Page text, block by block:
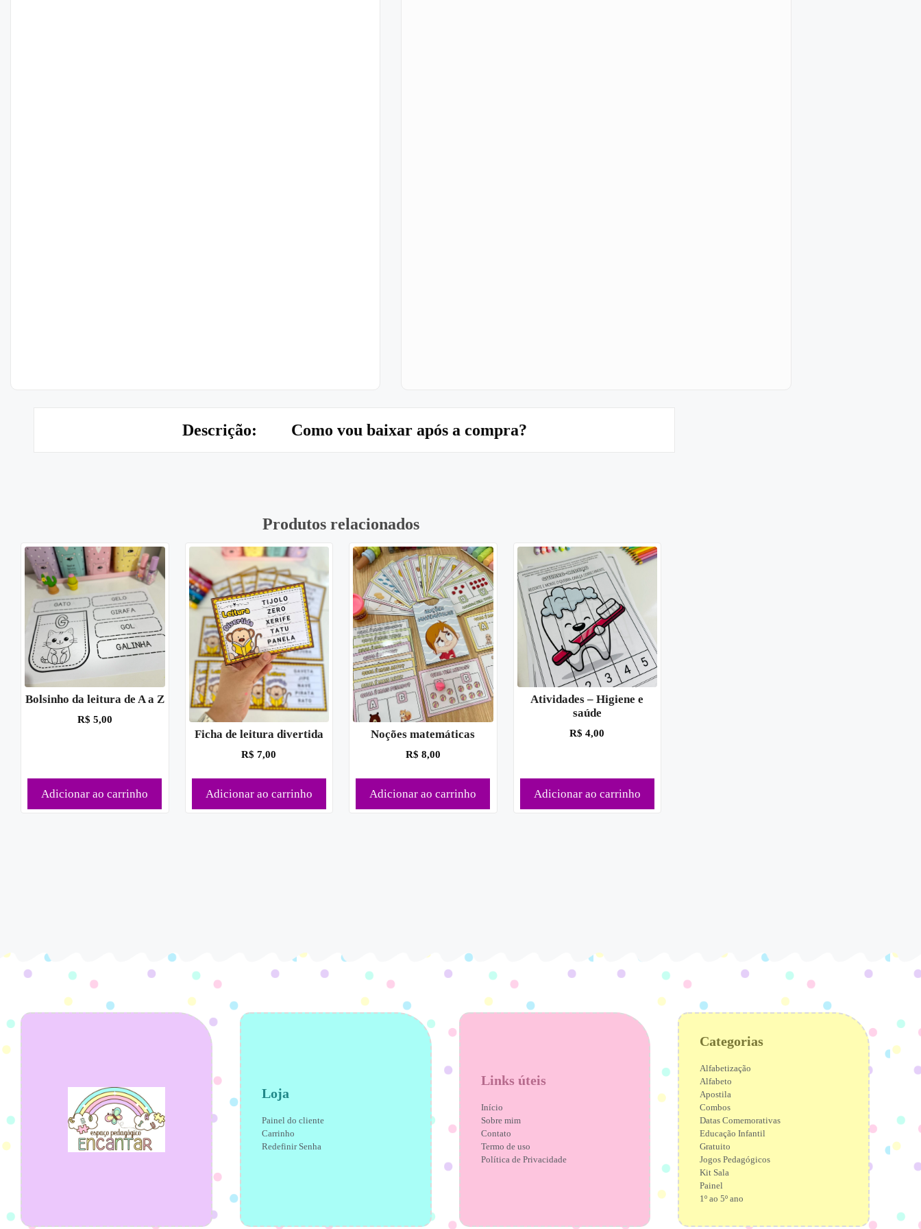
Descrição: Como vou baixar após a compra?
Produtos relacionados
Bolsinho da leitura de A a Z
R$ 5,00
Adicionar ao carrinho
Ficha de leitura divertida
R$ 7,00
Adicionar ao carrinho
Noções matemáticas
R$ 8,00
Adicionar ao carrinho
Atividades – Higiene e
saúde
R$ 4,00
Adicionar ao carrinho
Loja
Painel do cliente
Carrinho
Redefinir Senha
Links úteis
Início
Sobre mim
Contato
Termo de uso
Política de Privacidade
Categorias
Alfabetização
Alfabeto
Apostila
Combos
Datas Comemorativas
Educação Infantil
Gratuito
Jogos Pedagógicos
Kit Sala
Painel
1º ao 5º ano